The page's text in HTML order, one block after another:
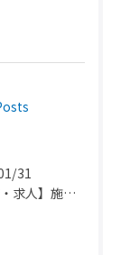
31
【大阪府・求人】施工工事・解体工事の作業員を募集しています。